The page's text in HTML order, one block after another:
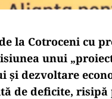
la Cotroceni cu
unui
dezvoltare
de deficite,